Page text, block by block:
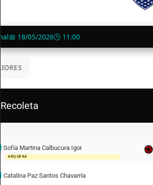
📅 18/05/2026🕒 11:00
Recoleta
Sofía Martina Calbucura Igor
ARQUERA
Catalina Paz Santos Chavarría